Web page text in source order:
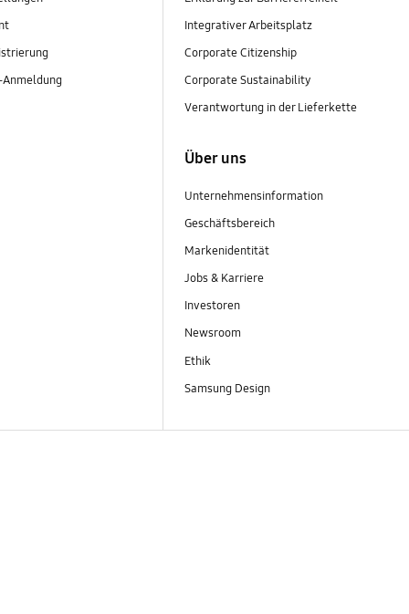
Integrativer Arbeitsplatz
Corporate Citizenship
Corporate Sustainability
Verantwortung in der Lieferkette
Über uns
Unternehmensinformation
Geschäftsbereich
Markenidentität
Jobs & Karriere
Investoren
Newsroom
Ethik
Samsung Design